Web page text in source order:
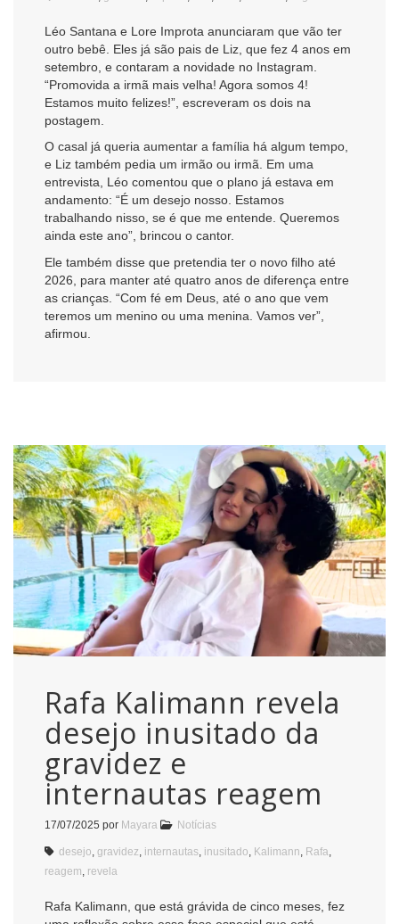
Léo Santana e Lore Improta anunciaram que vão ter
outro bebê. Eles já são pais de Liz, que fez 4 anos em
setembro, e contaram a novidade no Instagram.
“Promovida a irmã mais velha! Agora somos 4!
Estamos muito felizes!”, escreveram os dois na
postagem.
O casal já queria aumentar a família há algum tempo,
e Liz também pedia um irmão ou irmã. Em uma
entrevista, Léo comentou que o plano já estava em
andamento: “É um desejo nosso. Estamos
trabalhando nisso, se é que me entende. Queremos
ainda este ano”, brincou o cantor.
Ele também disse que pretendia ter o novo filho até
2026, para manter até quatro anos de diferença entre
as crianças. “Com fé em Deus, até o ano que vem
teremos um menino ou uma menina. Vamos ver”,
afirmou.
Rafa Kalimann revela
desejo inusitado da
gravidez e
internautas reagem
17/07/2025 por Mayara Notícias
desejo gravidez internautas inusitado Kalimann Rafa
reagem revela
Rafa Kalimann, que está grávida de cinco meses, fez